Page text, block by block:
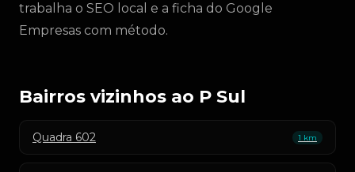
trabalha o SEO local e a ficha do Google
Empresas com método.
Bairros vizinhos ao P Sul
Quadra 602 1 km